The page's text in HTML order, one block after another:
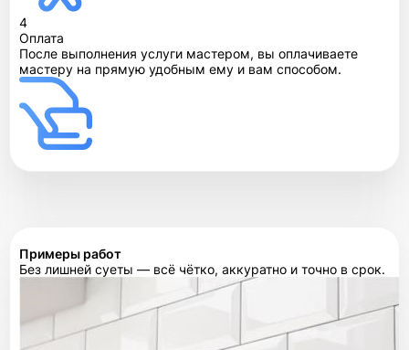
4
Оплата
После выполнения услуги мастером, вы оплачиваете
мастеру на прямую удобным ему и вам способом.
Примеры работ
Без лишней суеты — всё чётко, аккуратно и точно в срок.